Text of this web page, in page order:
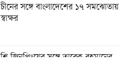
চীনের সঙ্গে বাংলাদেশের ১৭ সমঝোতায়
স্বাক্ষর
শি জিনপিংয়ের সঙ্গে তারেক রহমানের